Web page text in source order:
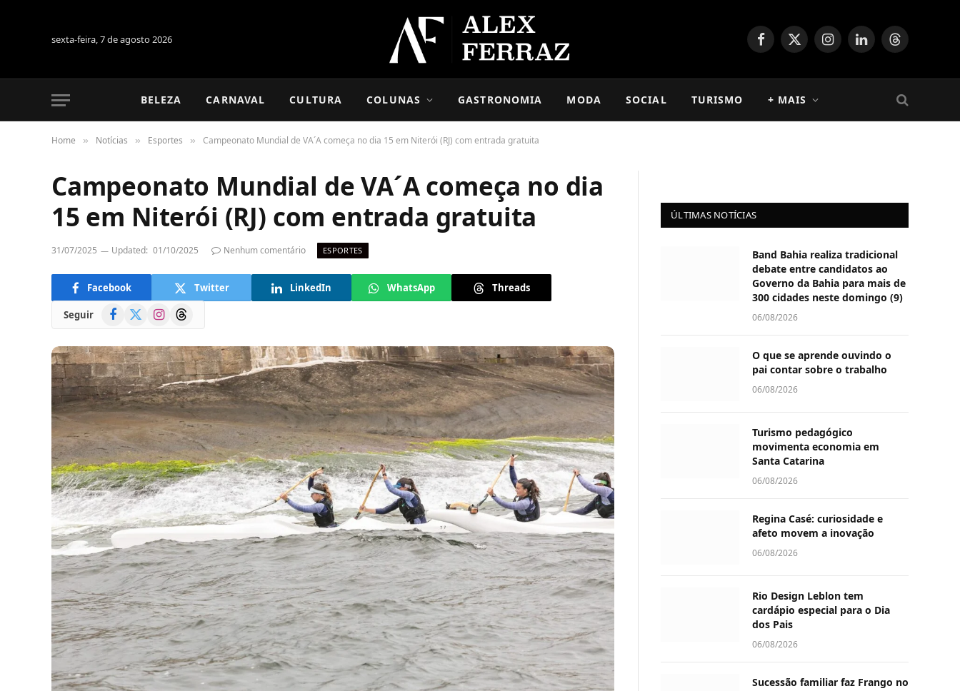
sexta-feira, 7 de agosto 2026 Facebook
X
InstagramLinkedInThreads
BELEZA CARNAVAL CULTURA COLUNAS GASTRONOMIA MODA SOCIAL TURISMO + MAIS
Home » Notícias » Esportes » Campeonato Mundial de VA´A começa no dia 15 em Niterói (RJ) com entrada gratuita
Campeonato Mundial de VA´A começa no dia
15 em Niterói (RJ) com entrada gratuita
31/07/2025 Updated: 01/10/2025 Nenhum comentário ESPORTES
Facebook Twitter LinkedIn WhatsApp Threads
Seguir Facebook
(Twitter)
InstagramThreads
ÚLTIMAS NOTÍCIAS
Band Bahia realiza tradicional
debate entre candidatos ao
Governo da Bahia para mais de
300 cidades neste domingo (9)
06/08/2026
O que se aprende ouvindo o
pai contar sobre o trabalho
06/08/2026
Turismo pedagógico
movimenta economia em
Santa Catarina
06/08/2026
Regina Casé: curiosidade e
afeto movem a inovação
06/08/2026
Rio Design Leblon tem
cardápio especial para o Dia
dos Pais
06/08/2026
Sucessão familiar faz Frango no